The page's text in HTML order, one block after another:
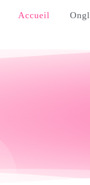
Accueil